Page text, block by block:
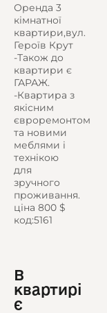
Оренда 3
кімнатної
квартири,вул.
Героїв Крут
-Також до
квартири є
ГАРАЖ.
-Квартира з
якісним
євроремонтом
та новими
меблями і
технікою
для
зручного
проживання.
ціна 800 $
код:5161
В
квартирі
є